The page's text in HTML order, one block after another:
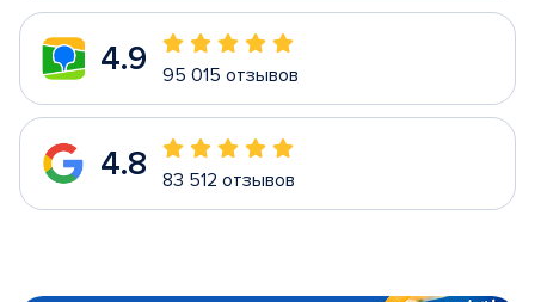
4.9 95 015 отзывов
4.8 83 512 отзывов